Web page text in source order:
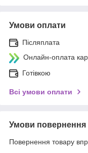
Умови оплати
Післяплата
Онлайн-оплата
Готівкою
Всі умови оплати
Умови повернення
Повернення товару